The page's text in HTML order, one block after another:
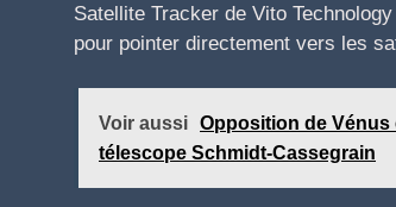
Satellite Tracker de Vito
pour pointer directement vers les
Voir aussi Opposition de Vénus
télescope Schmidt-Cassegrain